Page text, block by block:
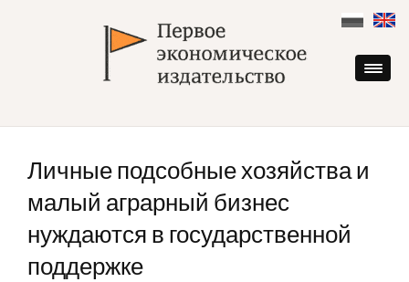
content
Личные подсобные хозяйства и
малый аграрный бизнес
нуждаются в государственной
поддержке